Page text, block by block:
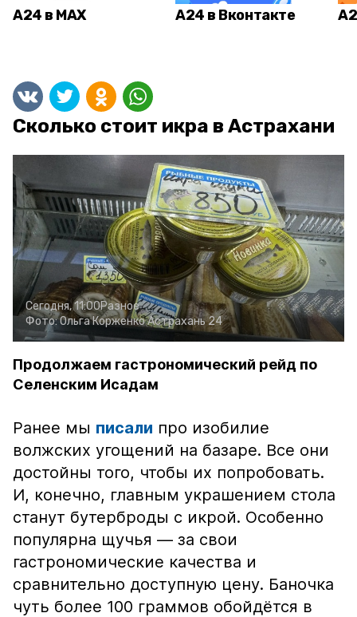
А24 в MAX А24 в Вконтакте
Сколько стоит икра в Астрахани
Сегодня, 11:00Разное
Фото:Ольга КорженкоАстрахань 24
Продолжаем гастрономический рейд по
Селенским Исадам
Ранее мы писали про изобилие
волжских угощений на базаре. Все они
достойны того, чтобы их попробовать.
И, конечно, главным украшением стола
станут бутерброды с икрой. Особенно
популярна щучья — за свои
гастрономические качества и
сравнительно доступную цену. Баночка
чуть более 100 граммов обойдётся в